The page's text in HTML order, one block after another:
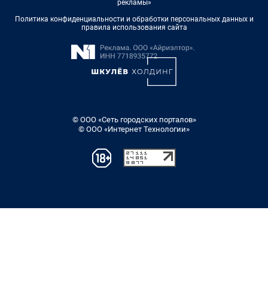
рекламы»
Политика конфиденциальности и обработки персональных данных и
правила использования сайта
© ООО «Сеть городских порталов»
© ООО «Интернет Технологии»